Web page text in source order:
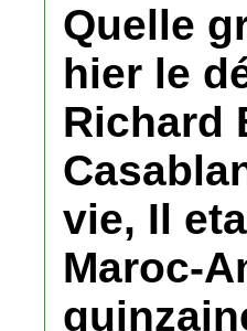
Quelle
hier le
Richard
vie, Il
Maroc-